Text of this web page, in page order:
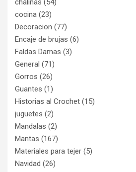
chalinas (54)
cocina (23)
Decoracion (77)
Encaje de brujas (6)
Faldas Damas (3)
General (71)
Gorros (26)
Guantes (1)
Historias al Crochet (15)
juguetes (2)
Mandalas (2)
Mantas (167)
Materiales para tejer (5)
Navidad (26)